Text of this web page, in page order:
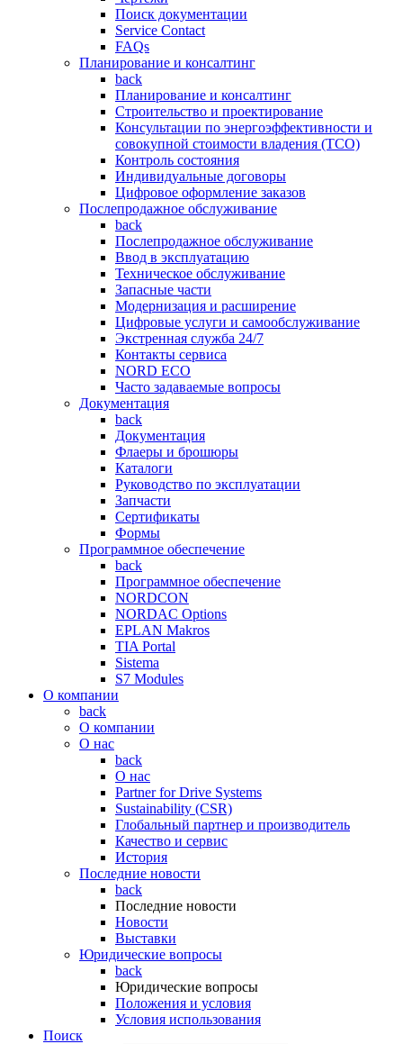
Поиск документации
Service Contact
FAQs
Планирование и консалтинг
back
Планирование и консалтинг
Строительство и проектирование
Консультации по энергоэффективности и
совокупной стоимости владения (TCO)
Контроль состояния
Индивидуальные договоры
Цифровое оформление заказов
Послепродажное обслуживание
back
Послепродажное обслуживание
Ввод в эксплуатацию
Техническое обслуживание
Запасные части
Модернизация и расширение
Цифровые услуги и самообслуживание
Экстренная служба 24/7
Контакты сервиса
NORD ECO
Часто задаваемые вопросы
Документация
back
Документация
Флаеры и брошюры
Каталоги
Руководство по эксплуатации
Запчасти
Сертификаты
Формы
Программное обеспечение
back
Программное обеспечение
NORDCON
NORDAC Options
EPLAN Makros
TIA Portal
Sistema
S7 Modules
О компании
back
О компании
О нас
back
О нас
Partner for Drive Systems
Sustainability (CSR)
Глобальный партнер и производитель
Качество и сервис
История
Последние новости
back
Последние новости
Новости
Выставки
Юридические вопросы
back
Юридические вопросы
Положения и условия
Условия использования
Поиск